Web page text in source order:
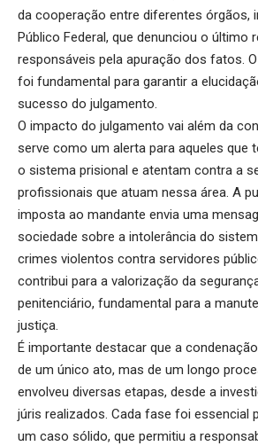
da cooperação entre diferentes órgãos,
Público Federal, que denunciou o último
responsáveis pela apuração dos fatos.
foi fundamental para garantir a
sucesso do julgamento.
O impacto do julgamento vai além da
serve como um alerta para aqueles que
o sistema prisional e atentam contra a
profissionais que atuam nessa área. A
imposta ao mandante envia uma
sociedade sobre a intolerância do
crimes violentos contra servidores
contribui para a valorização da
penitenciário, fundamental para a
justiça.
É importante destacar que a
de um único ato, mas de um longo
envolveu diversas etapas, desde a
júris realizados. Cada fase foi essencial
um caso sólido, que permitiu a